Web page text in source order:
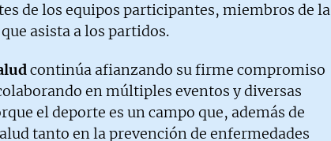
de los equipos participantes, miembros de la
asista a los partidos.
continúa afianzando su firme compromiso
en múltiples eventos y diversas
el deporte es un campo que, además de
tanto en la prevención de enfermedades